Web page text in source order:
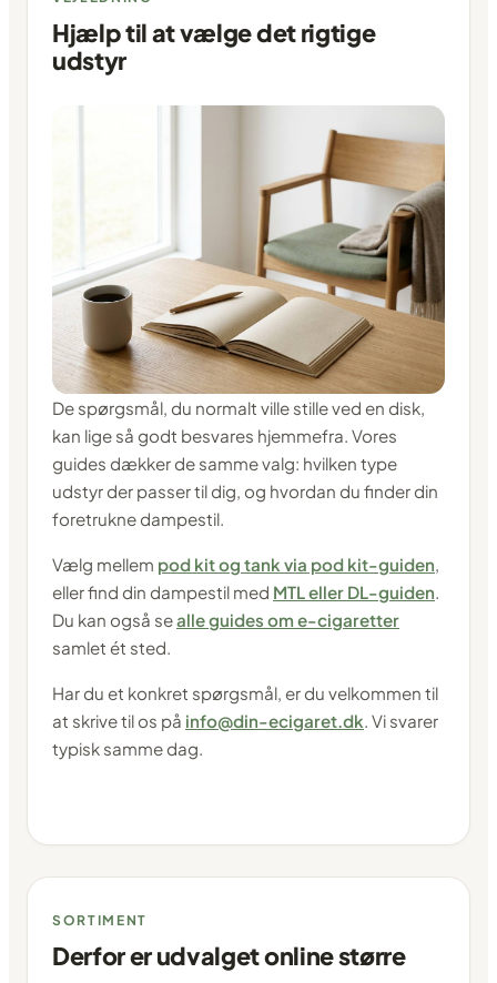
Hjælp til at vælge det rigtige
udstyr
De spørgsmål, du normalt ville stille ved en disk,
kan lige så godt besvares hjemmefra. Vores
guides dækker de samme valg: hvilken type
udstyr der passer til dig, og hvordan du finder din
foretrukne dampestil.
Vælg mellem pod kit og tank via pod kit-guiden,
eller find din dampestil med MTL eller DL-guiden.
Du kan også sealle guides om e-cigaretter
samlet ét sted.
Har du et konkret spørgsmål, er du velkommen til
at skrive til os på info@din-ecigaret.dk. Vi svarer
typisk samme dag.
SORTIMENT
Derfor er udvalget online større